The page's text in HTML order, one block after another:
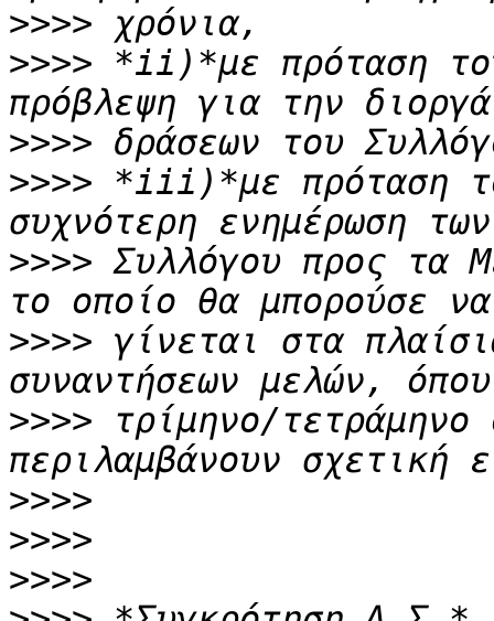
>>>>
>>>> *ii)*με πρόταση
>>>>
>>>> *iii)*με πρόταση
>>>> Συλλόγου προς τα
>>>> γίνεται στα
>>>> τρίμηνο/
>>>>
>>>>
>>>>